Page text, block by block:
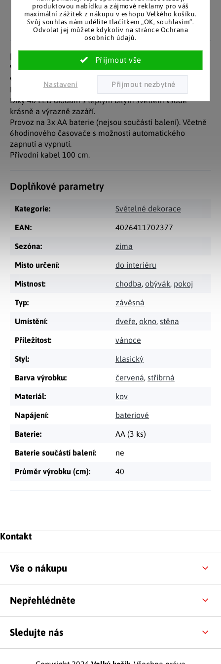
produktovou nabídku a zájmové reklamy pro váš
maximální zážitek z nákupu v eshopu Velkého košíku.
Svůj souhlas nám udělíte tlačítkem „OK, souhlasím“.
Odvolat jej můžete kdykoliv na stránce Ochrana
osobních údajů.
Nastavení
Za desítky let na trhu jsme
nasbírali stovky tisíc
spokojených zákazníků.
zákazníky. Značkové zboží
se zárukou původu.
Detailní popis produktu
Velká svítící hvězda ozdobená 10 vánočními koulemi
vám zpříjemní sváteční chvíle.
Můžete ji pověsit za okno, na zeď nebo pod poličku.
Díky 40 LED diodám s teplým bílým světlem všude
krásně a výrazně zazáří.
Provoz na 3x AA baterie (nejsou součástí balení). Včetně
6hodinového časovače s možností automatického
zapnutí a vypnutí.
Přívodní kabel 100 cm.
Doplňkové parametry
Kategorie: Světelné dekorace
EAN: 4026411702377
Sezóna: zima
Místo určení: do interiéru
Místnost: chodba, obývák, pokoj
Typ: závěsná
Umístění: dveře, okno, stěna
Příležitost: vánoce
Styl: klasický
Barva výrobku: červená, stříbrná
Materiál: kov
Napájení: bateriové
Baterie: AA (3 ks)
Baterie součástí balení: ne
Průměr výrobku (cm): 40
Zápatí
Kontakt
Vše o nákupu
Nepřehlédněte
Sledujte nás